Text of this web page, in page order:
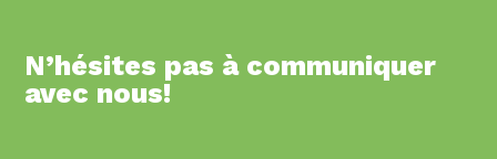
N’hésites pas à communiquer
avec nous!